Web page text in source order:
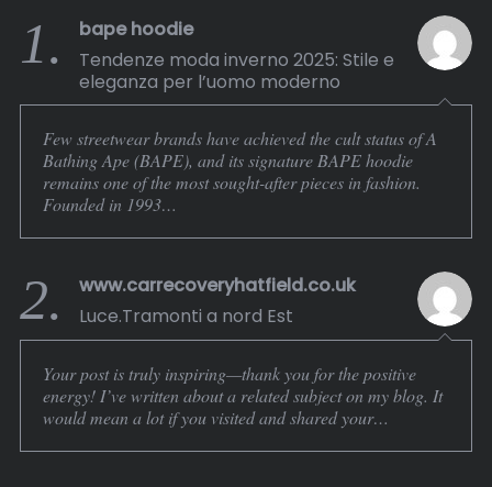
1.
bape hoodie
Tendenze moda inverno 2025: Stile e
eleganza per l’uomo moderno
Few streetwear brands have achieved the cult status of A
Bathing Ape (BAPE), and its signature BAPE hoodie
remains one of the most sought-after pieces in fashion.
Founded in 1993…
2.
www.carrecoveryhatfield.co.uk
Luce.Tramonti a nord Est
Your post is truly inspiring—thank you for the positive
energy! I’ve written about a related subject on my blog. It
would mean a lot if you visited and shared your…